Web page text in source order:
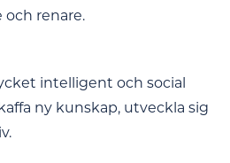
och renare.
intelligent och social
ny kunskap, utveckla sig